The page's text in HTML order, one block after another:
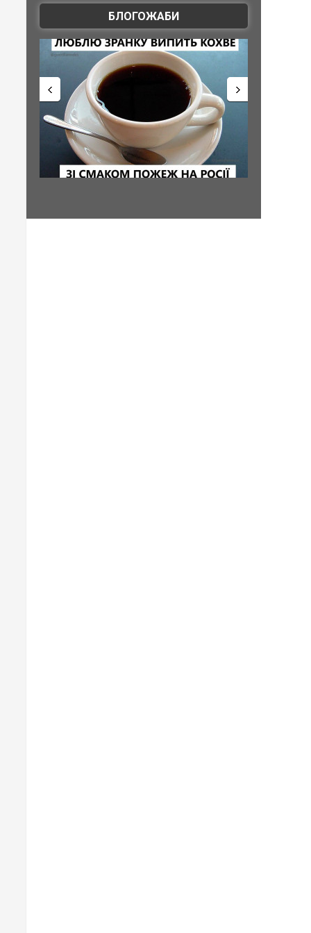
БЛОГОЖАБИ